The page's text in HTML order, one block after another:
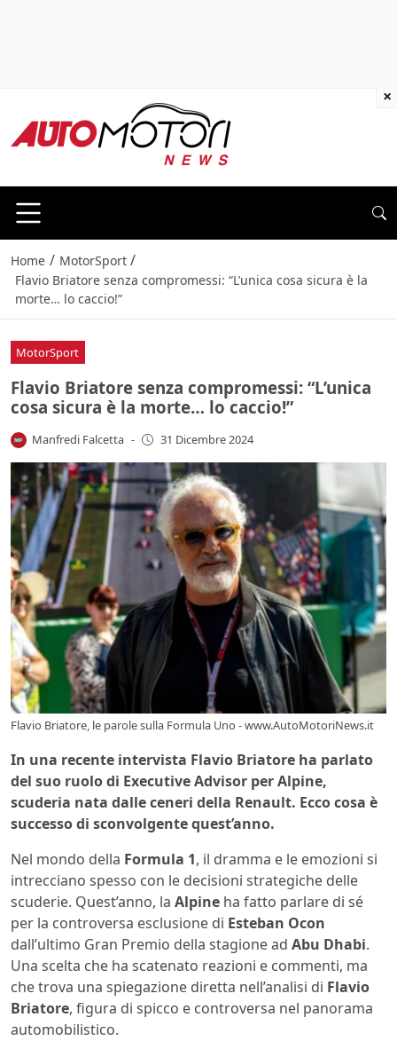
Home / MotorSport /
Flavio Briatore senza compromessi: “L’unica cosa sicura è la
morte… lo caccio!”
MotorSport
Flavio Briatore senza compromessi: “L’unica
cosa sicura è la morte… lo caccio!”
Manfredi Falcetta - 31 Dicembre 2024
Flavio Briatore, le parole sulla Formula Uno - www.AutoMotoriNews.it
In una recente intervista Flavio Briatore ha parlato
del suo ruolo di Executive Advisor per Alpine,
scuderia nata dalle ceneri della Renault. Ecco cosa è
successo di sconvolgente quest’anno.
Nel mondo della Formula 1, il dramma e le emozioni si
intrecciano spesso con le decisioni strategiche delle
scuderie. Quest’anno, la Alpine ha fatto parlare di sé
per la controversa esclusione di Esteban Ocon
dall’ultimo Gran Premio della stagione ad Abu Dhabi.
Una scelta che ha scatenato reazioni e commenti, ma
che trova una spiegazione diretta nell’analisi di Flavio
Briatore, figura di spicco e controversa nel panorama
automobilistico.
×